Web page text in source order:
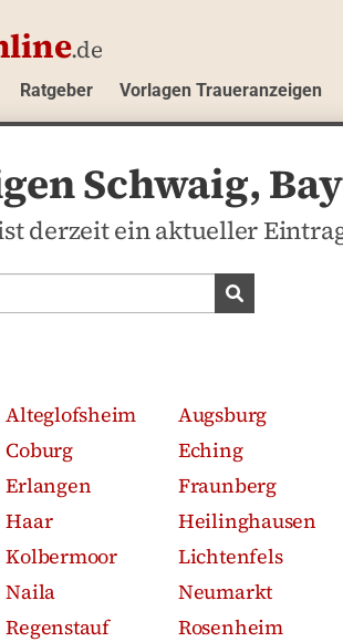
.de
Ratgeber Vorlagen Traueranzeigen
Schwaig,
derzeit ein aktueller
Alteglofsheim Augsburg
Coburg Eching
Erlangen Fraunberg
Haar Heilinghausen
Kolbermoor Lichtenfels
Naila Neumarkt
Regenstauf Rosenheim